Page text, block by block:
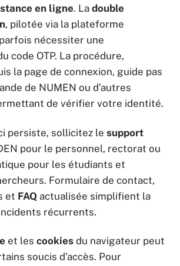
en ligne. La double
, pilotée via la plateforme
nécessiter une
code OTP. La procédure,
la page de connexion, guide pas
de NUMEN ou d’autres
de vérifier votre identité.
persiste, sollicitez le support
pour le personnel, rectorat ou
pour les étudiants et
Formulaire de contact,
et FAQ actualisée simplifient la
récurrents.
et les cookies du navigateur peut
soucis d’accès. Pour